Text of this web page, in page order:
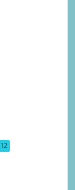
12